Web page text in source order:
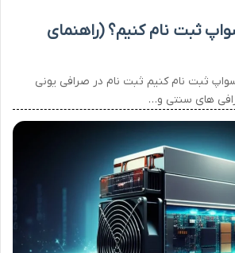
ثبت نام کنیم؟ (راهنمای
ثبت نام کنیم ثبت نام در صرافی یونی